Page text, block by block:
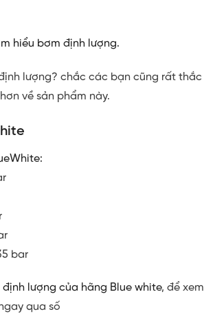
hiểu bơm định lượng.
lượng? chắc các bạn cũng rất
về sản phẩm này.
bar
định lượng của hãng Blue white, để
qua số